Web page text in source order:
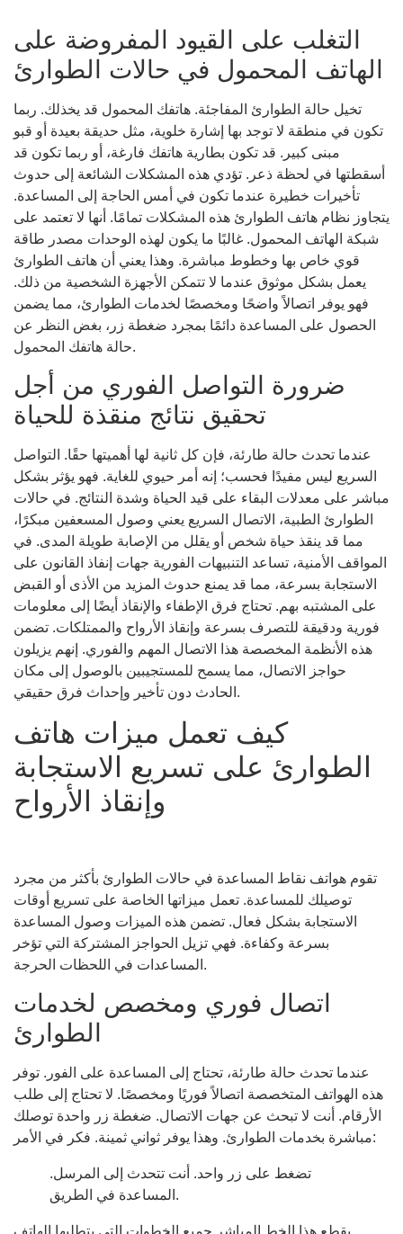
التغلب على القيود المفروضة على
الهاتف المحمول في حالات الطوارئ
تخيل حالة الطوارئ المفاجئة. هاتفك المحمول قد يخذلك. ربما
تكون في منطقة لا توجد بها إشارة خلوية، مثل حديقة بعيدة أو قبو
مبنى كبير. قد تكون بطارية هاتفك فارغة، أو ربما تكون قد
أسقطتها في لحظة ذعر. تؤدي هذه المشكلات الشائعة إلى حدوث
تأخيرات خطيرة عندما تكون في أمس الحاجة إلى المساعدة.
يتجاوز نظام هاتف الطوارئ هذه المشكلات تمامًا. أنها لا تعتمد على
شبكة الهاتف المحمول. غالبًا ما يكون لهذه الوحدات مصدر طاقة
قوي خاص بها وخطوط مباشرة. وهذا يعني أن هاتف الطوارئ
يعمل بشكل موثوق عندما لا تتمكن الأجهزة الشخصية من ذلك.
فهو يوفر اتصالاً واضحًا ومخصصًا لخدمات الطوارئ، مما يضمن
الحصول على المساعدة دائمًا بمجرد ضغطة زر، بغض النظر عن
حالة هاتفك المحمول.
ضرورة التواصل الفوري من أجل
تحقيق نتائج منقذة للحياة
عندما تحدث حالة طارئة، فإن كل ثانية لها أهميتها حقًا. التواصل
السريع ليس مفيدًا فحسب؛ إنه أمر حيوي للغاية. فهو يؤثر بشكل
مباشر على معدلات البقاء على قيد الحياة وشدة النتائج. في حالات
الطوارئ الطبية، الاتصال السريع يعني وصول المسعفين مبكرًا،
مما قد ينقذ حياة شخص أو يقلل من الإصابة طويلة المدى. في
المواقف الأمنية، تساعد التنبيهات الفورية جهات إنفاذ القانون على
الاستجابة بسرعة، مما قد يمنع حدوث المزيد من الأذى أو القبض
على المشتبه بهم. تحتاج فرق الإطفاء والإنقاذ أيضًا إلى معلومات
فورية ودقيقة للتصرف بسرعة وإنقاذ الأرواح والممتلكات. تضمن
هذه الأنظمة المخصصة هذا الاتصال المهم والفوري. إنهم يزيلون
حواجز الاتصال، مما يسمح للمستجيبين بالوصول إلى مكان
الحادث دون تأخير وإحداث فرق حقيقي.
كيف تعمل ميزات هاتف
الطوارئ على تسريع الاستجابة
وإنقاذ الأرواح
تقوم هواتف نقاط المساعدة في حالات الطوارئ بأكثر من مجرد
توصيلك للمساعدة. تعمل ميزاتها الخاصة على تسريع أوقات
الاستجابة بشكل فعال. تضمن هذه الميزات وصول المساعدة
بسرعة وكفاءة. فهي تزيل الحواجز المشتركة التي تؤخر
المساعدات في اللحظات الحرجة.
اتصال فوري ومخصص لخدمات
الطوارئ
عندما تحدث حالة طارئة، تحتاج إلى المساعدة على الفور. توفر
هذه الهواتف المتخصصة اتصالاً فوريًا ومخصصًا. لا تحتاج إلى طلب
الأرقام. أنت لا تبحث عن جهات الاتصال. ضغطة زر واحدة توصلك
مباشرة بخدمات الطوارئ. وهذا يوفر ثواني ثمينة. فكر في الأمر:
تضغط على زر واحد. أنت تتحدث إلى المرسل.
المساعدة في الطريق.